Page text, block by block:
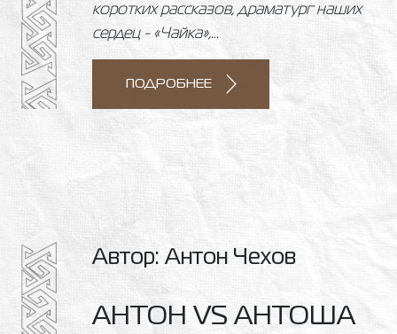
коротких рассказов, драматург наших
сердец - «Чайка»,...
ПОДРОБНЕЕ
Автор: Антон Чехов
АНТОН VS АНТОША